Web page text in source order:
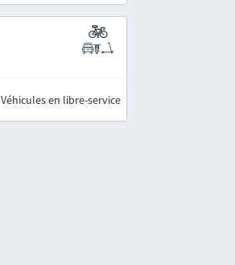
Véhicules en libre-service